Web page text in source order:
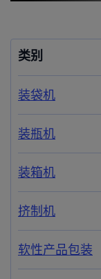
类别
装袋机
装瓶机
装箱机
挤制机
软性产品包装